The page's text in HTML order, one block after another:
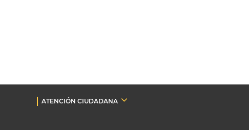
ATENCIÓN CIUDADANA